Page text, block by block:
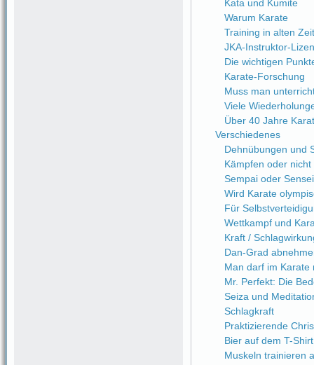
Kata und Kumite
Warum Karate
Training in alten
JKA-Instruktor-
Die wichtigen
Karate-Forschung
Muss man
Viele
Über 40 Jahre
Verschiedenes
Dehnübungen und
Kämpfen oder
Sempai oder Sensei
Wird Karate
Für
Wettkampf und
Kraft /
Dan-Grad
Man darf im Karate
Mr. Perfekt: Die
Seiza und
Schlagkraft
Praktizierende
Bier auf dem T-Shirt
Muskeln trainieren